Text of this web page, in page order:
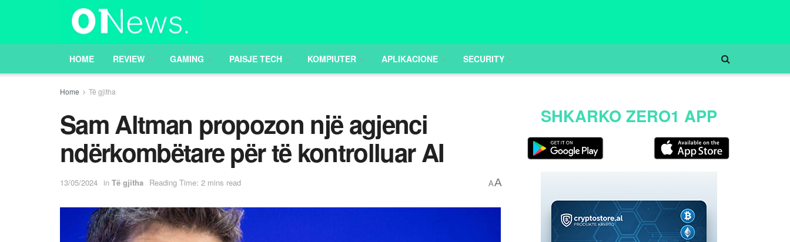
HOME REVIEW GAMING PAISJE TECH KOMPIUTER APLIKACIONE SECURITY
Home Të gjitha
Sam Altman propozon një agjenci
ndërkombëtare për të kontrolluar AI
13/05/2024 in Të gjitha Reading Time: 2 mins read AA
SHKARKO ZERO1 APP